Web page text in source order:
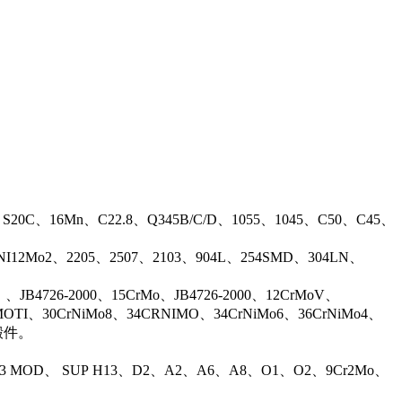
、16Mn、C22.8、Q345B/C/D、1055、1045、C50、C45、
、2205、2507、2103、904L、254SMD、304LN、
2000、15CrMo、JB4726-2000、12CrMoV、
、30CrNiMo8、34CRNIMO、34CrNiMo6、36CrNiMo4、
。
、 SUP H13、D2、A2、A6、A8、O1、O2、9Cr2Mo、